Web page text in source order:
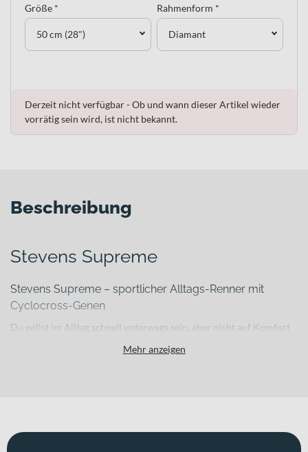
Größe *
50 cm (28")
Rahmenform *
Diamant
Derzeit nicht verfügbar - Ob und wann dieser Artikel wieder
vorrätig sein wird, ist nicht bekannt.
Beschreibung
Stevens Supreme
Stevens Supreme – sportlicher Alltags-Renner mit
Cyclocross-Genen
Du willst im Alltag schnell unterwegs sein, aber nicht auf Komfort
Stevens Supreme an. Es verbindet die Dynamik eines sportlichen
Mehr anzeigen